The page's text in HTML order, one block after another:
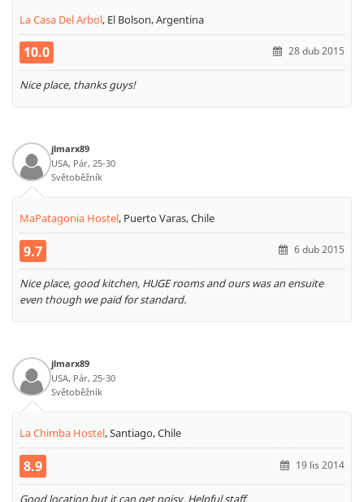
La Casa Del Arbol, El Bolson, Argentina
10.0 28 dub 2015
Nice place, thanks guys!
jlmarx89
USA, Pár, 25-30
Světoběžník
MaPatagonia Hostel, Puerto Varas, Chile
9.7 6 dub 2015
Nice place, good kitchen, HUGE rooms and ours was an ensuite
even though we paid for standard.
jlmarx89
USA, Pár, 25-30
Světoběžník
La Chimba Hostel,Santiago, Chile
8.9 19 lis 2014
Good location but it can get noisy. Helpful staff.